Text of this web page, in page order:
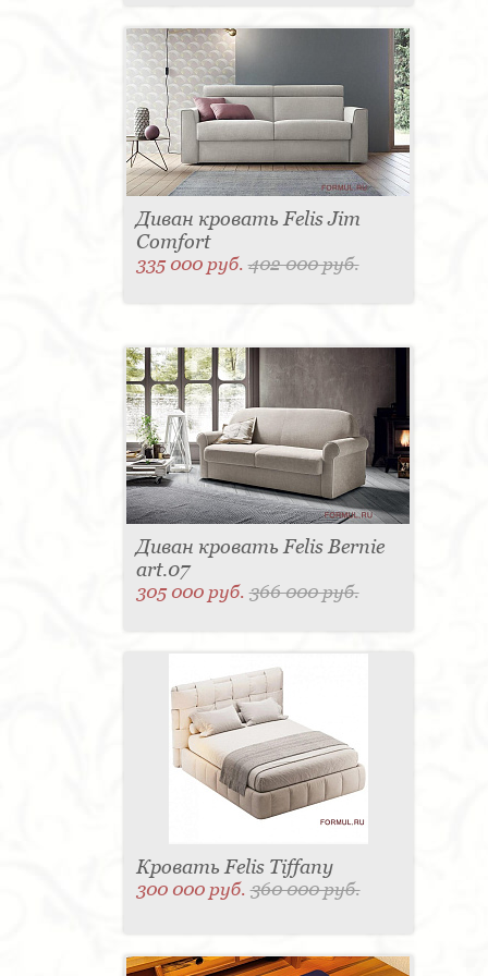
Диван кровать Felis Jim
Comfort
335 000 руб.402 000 руб.
Диван кровать Felis Bernie
art.07
305 000 руб.366 000 руб.
Кровать Felis Tiffany
300 000 руб.360 000 руб.